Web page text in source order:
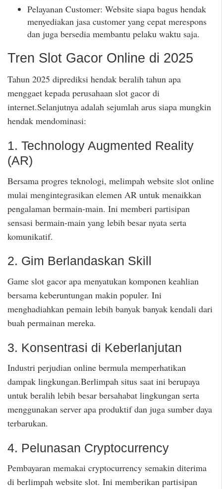
Pelayanan Customer: Website siapa bagus hendak
menyediakan jasa customer yang cepat merespons
dan juga bersedia membantu pelaku waktu saja.
Tren Slot Gacor Online di 2025
Tahun 2025 diprediksi hendak beralih tahun apa
menggaet kepada perusahaan slot gacor di
internet.Selanjutnya adalah sejumlah arus siapa mungkin
hendak mendominasi:
1. Technology Augmented Reality
(AR)
Bersama progres teknologi, melimpah website slot online
mulai mengintegrasikan elemen AR untuk menaikkan
pengalaman bermain-main. Ini memberi partisipan
sensasi bermain-main yang lebih besar nyata serta
komunikatif.
2. Gim Berlandaskan Skill
Game slot gacor apa menyatukan komponen keahlian
bersama keberuntungan makin populer. Ini
menghadiahkan pemain lebih banyak banyak kendali dari
buah permainan mereka.
3. Konsentrasi di Keberlanjutan
Industri perjudian online bermula memperhatikan
dampak lingkungan.Berlimpah situs saat ini berupaya
untuk beralih lebih besar bersahabat lingkungan serta
menggunakan server apa produktif dan juga sumber daya
terbarukan.
4. Pelunasan Cryptocurrency
Pembayaran memakai cryptocurrency semakin diterima
di berlimpah website slot. Ini memberikan partisipan